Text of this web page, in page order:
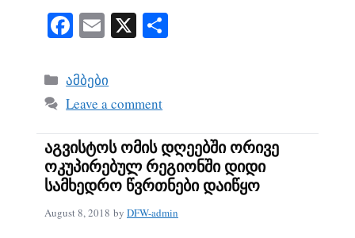
Fa
bo
ok
E
ail
X
Categories
ამბები
Leave a comment
აგვისტოს ომის დღეებში ორივე
ოკუპირებულ რეგიონში დიდი
სამხედრო წვრთნები დაიწყო
August 8, 2018 by DFW-admin